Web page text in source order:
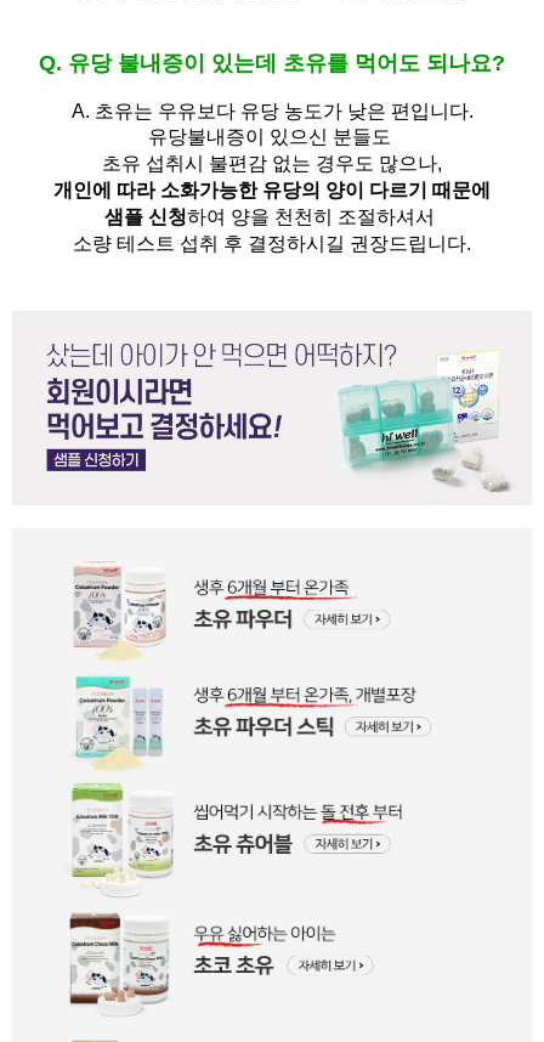
Q. 유당 불내증이 있는데 초유를 먹어도 되나요?
A. 초유는 우유보다 유당 농도가 낮은 편입니다.
유당불내증이 있으신 분들도
초유 섭취시 불편감 없는 경우도 많으나,
개인에 따라 소화가능한 유당의 양이 다르기 때문에
샘플 신청하여 양을 천천히 조절하셔서
소량 테스트 섭취 후 결정하시길 권장드립니다.